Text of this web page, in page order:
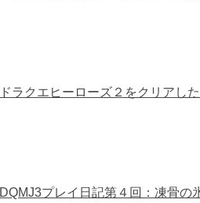
ドラクエヒーローズ２をクリアし
DQMJ3プレイ日記第４回：凍骨の